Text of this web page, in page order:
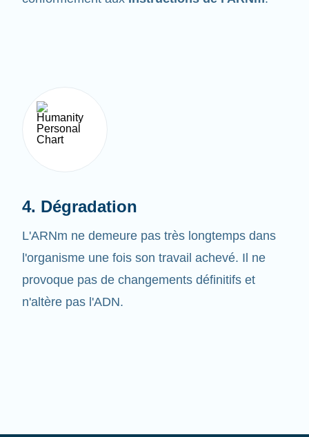
L'ARNm ne demeure pas très longtemps dans
l'organisme une fois son travail achevé. Il ne
provoque pas de changements définitifs et
n'altère pas l'ADN.